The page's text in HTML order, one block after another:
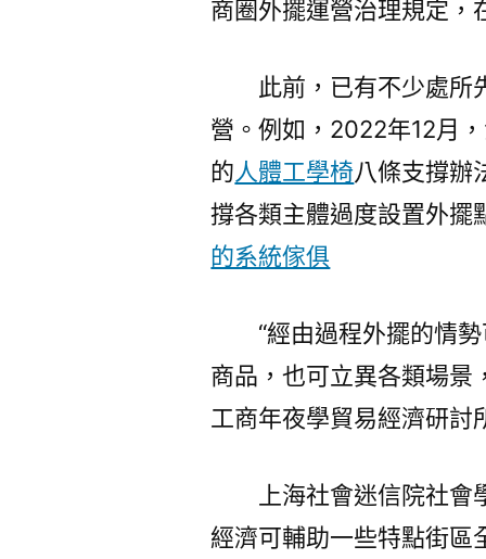
商圈外擺運營治理規定，
此前，已有不少處所
營。例如，2022年12月
的人體工學椅八條支撐辦
撐各類主體過度設置外擺
的系統傢俱
“經由過程外擺的情
商品，也可立異各類場景
工商年夜學貿易經濟研討
上海社會迷信院社
經濟可輔助一些特點街區